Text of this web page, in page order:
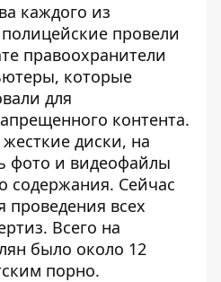
каждого из
провели
правоохранители
которые
для
контента.
диски, на
фото и видеофайлы
содержания. Сейчас
проведения всех
Всего на
было около 12
порно.